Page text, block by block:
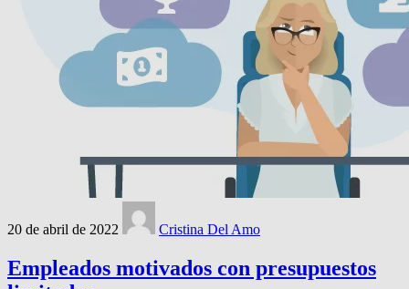
20 de abril de 2022 Cristina Del Amo
Empleados motivados con presupuestos